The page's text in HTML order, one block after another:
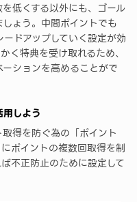
低くする以外にも、ゴール
ょう。中間ポイントでも
ドアップしていく設定が効
く特典を受け取れるため、
ションを高めることがで
しよう
得を防ぐ為の「ポイント
ポイントの複数回取得を制
不正防止のために設定して